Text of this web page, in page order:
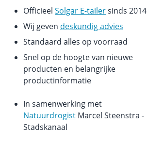
Officieel Solgar E-tailersinds 2014
Wij geven deskundig advies
Standaard alles op voorraad
Snel op de hoogte van nieuwe
producten en belangrijke
productinformatie
In samenwerking met
Natuurdrogist Marcel Steenstra -
Stadskanaal